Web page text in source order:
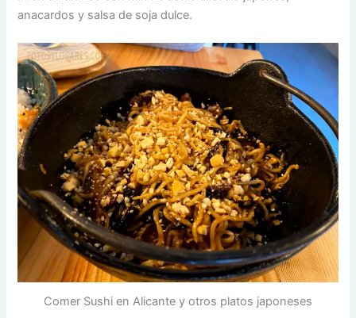
anacardos y salsa de soja dulce.
Comer Sushi en Alicante y otros platos japoneses